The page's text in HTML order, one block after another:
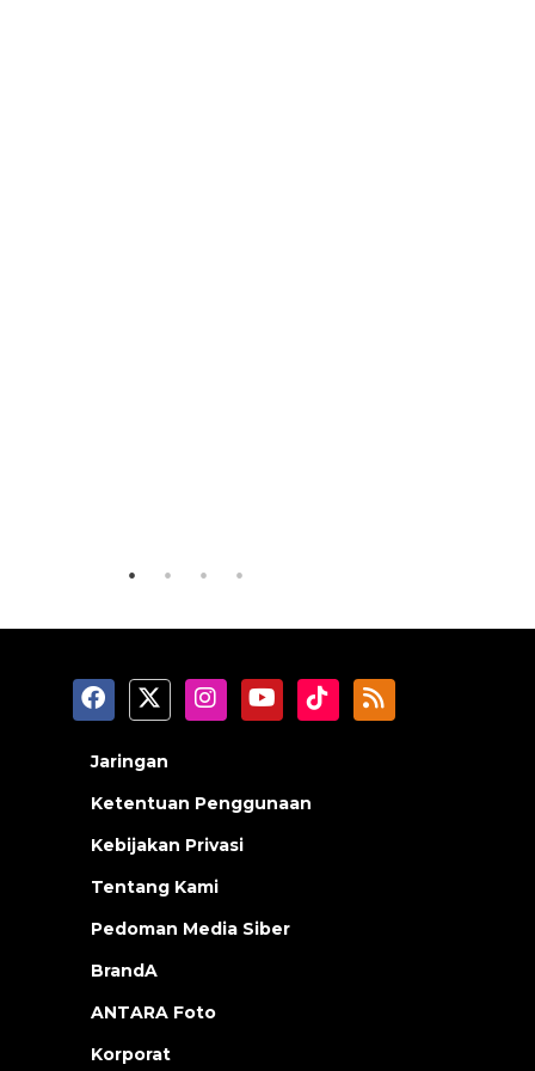
Jaringan
Ketentuan Penggunaan
Kebijakan Privasi
Tentang Kami
Pedoman Media Siber
BrandA
ANTARA Foto
Korporat